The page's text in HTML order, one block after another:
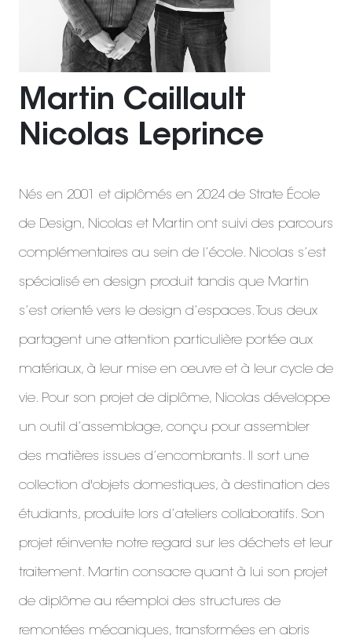
Martin Caillault
Nicolas Leprince
Nés en 2001 et diplômés en 2024 de Strate École
de Design, Nicolas et Martin ont suivi des parcours
complémentaires au sein de l’école. Nicolas s’est
spécialisé en design produit tandis que Martin
s’est orienté vers le design d’espaces. Tous deux
partagent une attention particulière portée aux
matériaux, à leur mise en œuvre et à leur cycle de
vie. Pour son projet de diplôme, Nicolas développe
un outil d’assemblage, conçu pour assembler
des matières issues d’encombrants. Il sort une
collection d'objets domestiques, à destination des
étudiants, produite lors d’ateliers collaboratifs. Son
projet réinvente notre regard sur les déchets et leur
traitement. Martin consacre quant à lui son projet
de diplôme au réemploi des structures de
remontées mécaniques, transformées en abris